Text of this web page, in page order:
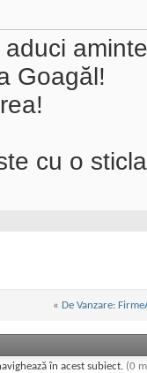
Goagăl!
cu o
« De Vanzare:
în acest subiect. (0